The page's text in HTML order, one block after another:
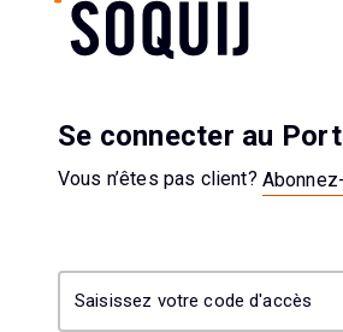
Se connecter au
Vous n’êtes pas client?
Saisissez votre code d'accès